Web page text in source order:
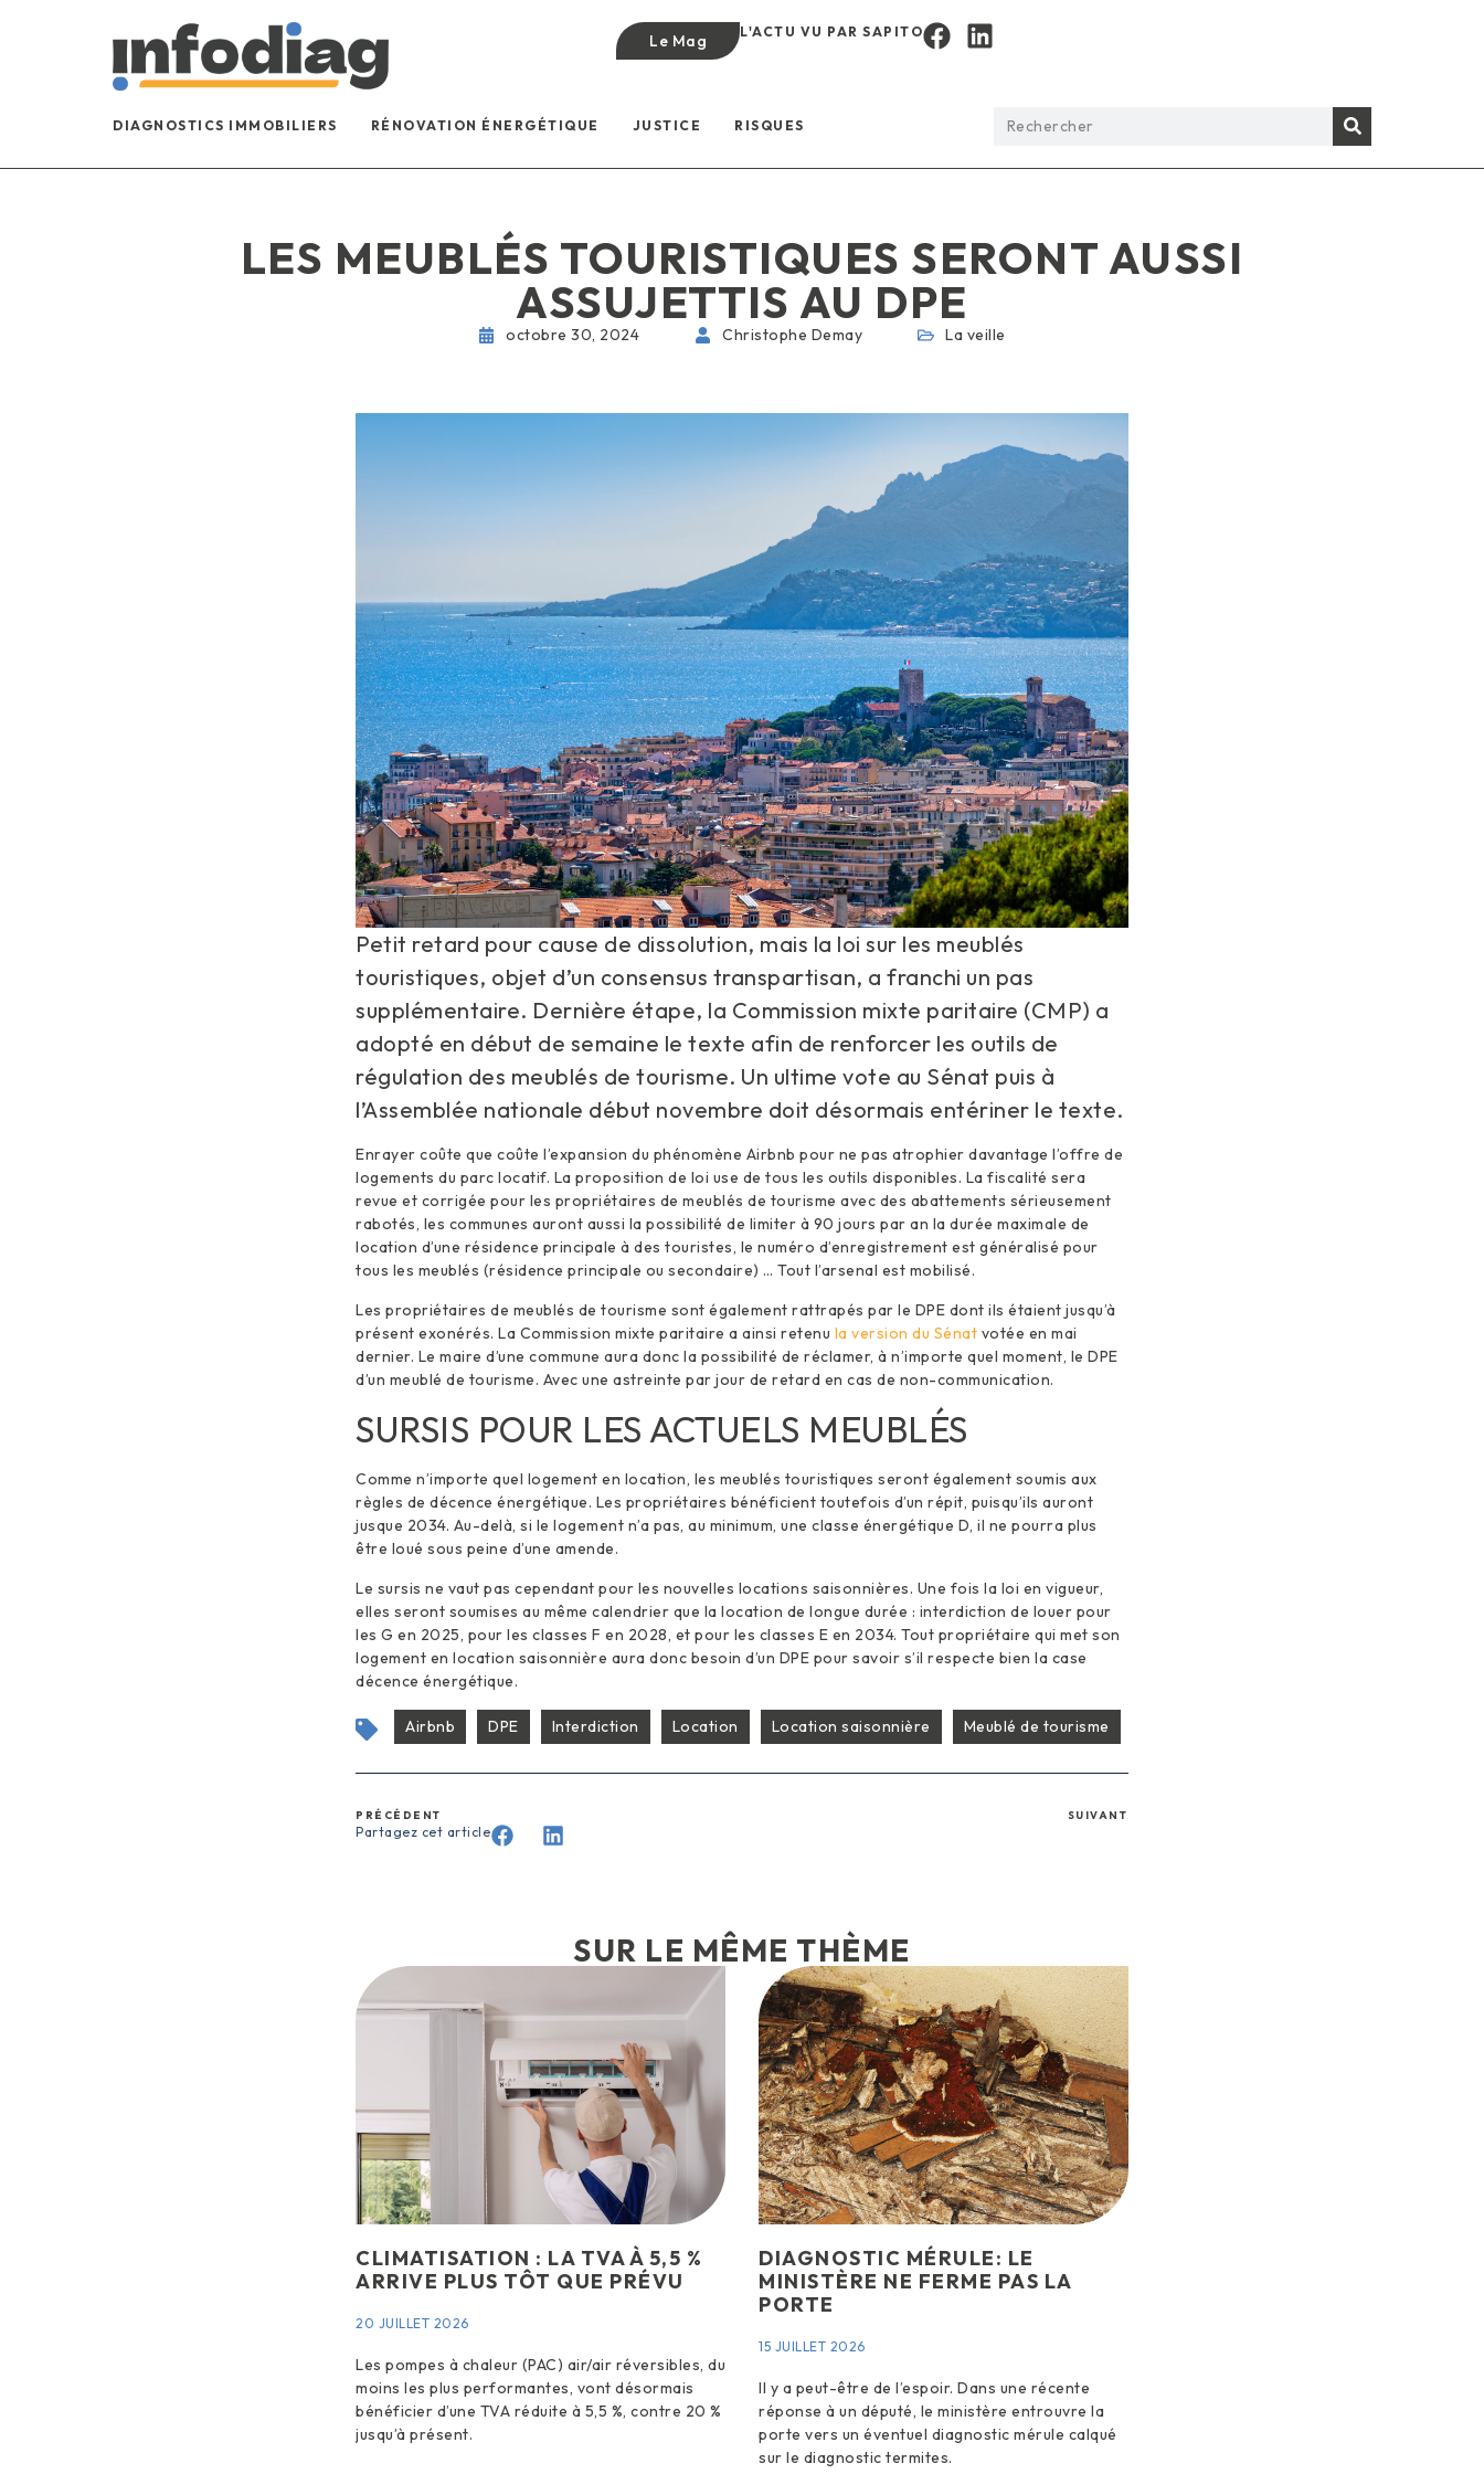
Le Mag L'ACTU VU PAR SAPITO
DIAGNOSTICS IMMOBILIERS RÉNOVATION ÉNERGÉTIQUE JUSTICE RISQUES
LES MEUBLÉS TOURISTIQUES SERONT AUSSI
ASSUJETTIS AU DPE
octobre 30, 2024 Christophe Demay La veille
Petit retard pour cause de dissolution, mais la loi sur les meublés
touristiques, objet d’un consensus transpartisan, a franchi un pas
supplémentaire. Dernière étape, la Commission mixte paritaire (CMP) a
adopté en début de semaine le texte afin de renforcer les outils de
régulation des meublés de tourisme. Un ultime vote au Sénat puis à
l’Assemblée nationale début novembre doit désormais entériner le texte.
Enrayer coûte que coûte l’expansion du phénomène Airbnb pour ne pas atrophier davantage l’offre de
logements du parc locatif. La proposition de loi use de tous les outils disponibles. La fiscalité sera
revue et corrigée pour les propriétaires de meublés de tourisme avec des abattements sérieusement
rabotés, les communes auront aussi la possibilité de limiter à 90 jours par an la durée maximale de
location d’une résidence principale à des touristes, le numéro d’enregistrement est généralisé pour
tous les meublés (résidence principale ou secondaire) … Tout l’arsenal est mobilisé.
Les propriétaires de meublés de tourisme sont également rattrapés par le DPE dont ils étaient jusqu’à
présent exonérés. La Commission mixte paritaire a ainsi retenu la version du Sénat votée en mai
dernier. Le maire d’une commune aura donc la possibilité de réclamer, à n’importe quel moment, le DPE
d’un meublé de tourisme. Avec une astreinte par jour de retard en cas de non-communication.
SURSIS POUR LES ACTUELS MEUBLÉS
Comme n’importe quel logement en location, les meublés touristiques seront également soumis aux
règles de décence énergétique. Les propriétaires bénéficient toutefois d’un répit, puisqu’ils auront
jusque 2034. Au-delà, si le logement n’a pas, au minimum, une classe énergétique D, il ne pourra plus
être loué sous peine d’une amende.
Le sursis ne vaut pas cependant pour les nouvelles locations saisonnières. Une fois la loi en vigueur,
elles seront soumises au même calendrier que la location de longue durée : interdiction de louer pour
les G en 2025, pour les classes F en 2028, et pour les classes E en 2034. Tout propriétaire qui met son
logement en location saisonnière aura donc besoin d’un DPE pour savoir s’il respecte bien la case
décence énergétique.
Airbnb DPE Interdiction Location Location saisonnière Meublé de tourisme
PRÉCÉDENT SUIVANT
Partagez cet article
SUR LE MÊME THÈME
CLIMATISATION : LA TVA À 5,5 %
ARRIVE PLUS TÔT QUE PRÉVU
20 JUILLET 2026
Les pompes à chaleur (PAC) air/air réversibles, du
moins les plus performantes, vont désormais
bénéficier d’une TVA réduite à 5,5 %, contre 20 %
jusqu’à présent.
DIAGNOSTIC MÉRULE: LE
MINISTÈRE NE FERME PAS LA
PORTE
15 JUILLET 2026
Il y a peut-être de l’espoir. Dans une récente
réponse à un député, le ministère entrouvre la
porte vers un éventuel diagnostic mérule calqué
sur le diagnostic termites.